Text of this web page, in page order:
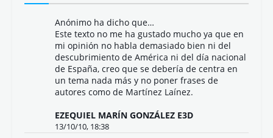
Anónimo ha dicho que…
Este texto no me ha gustado mucho ya que en
mi opinión no habla demasiado bien ni del
descubrimiento de América ni del día nacional
de España, creo que se debería de centra en
un tema nada más y no poner frases de
autores como de Martínez Laínez.
EZEQUIEL MARÍN GONZÁLEZ E3D
13/10/10, 18:38